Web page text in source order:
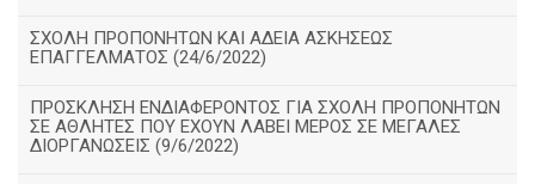
ΣΧΟΛΗ ΠΡΟΠΟΝΗΤΩΝ ΚΑΙ ΑΔΕΙΑ ΑΣΚΗΣΕΩΣ
ΕΠΑΓΓΕΛΜΑΤΟΣ (24/6/2022)
ΠΡΟΣΚΛΗΣΗ ΕΝΔΙΑΦΕΡΟΝΤΟΣ ΓΙΑ ΣΧΟΛΗ ΠΡΟΠΟΝΗΤΩΝ
ΣΕ ΑΘΛΗΤΕΣ ΠΟΥ ΕΧΟΥΝ ΛΑΒΕΙ ΜΕΡΟΣ ΣΕ ΜΕΓΑΛΕΣ
ΔΙΟΡΓΑΝΩΣΕΙΣ (9/6/2022)